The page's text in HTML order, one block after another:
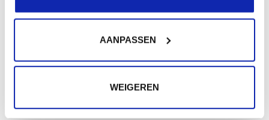
AANPASSEN
WEIGEREN